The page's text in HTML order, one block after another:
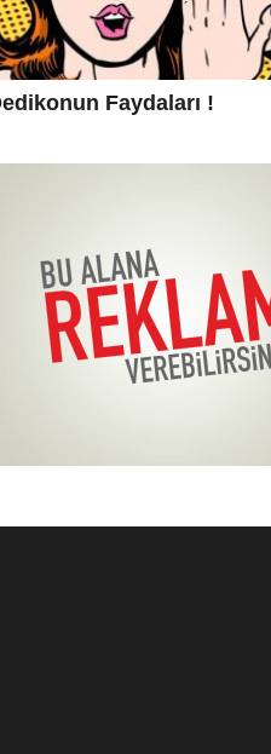
Faydaları !